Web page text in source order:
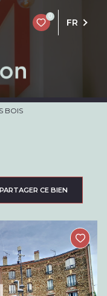
0
FR
BOIS
PARTAGER CE BIEN